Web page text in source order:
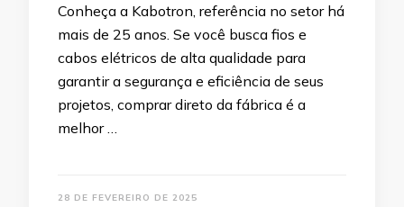
Conheça a Kabotron, referência no setor há
mais de 25 anos. Se você busca fios e
cabos elétricos de alta qualidade para
garantir a segurança e eficiência de seus
projetos, comprar direto da fábrica é a
melhor …
28 DE FEVEREIRO DE 2025